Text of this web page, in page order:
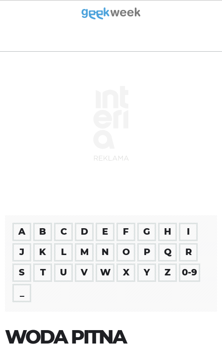
A B C D E F G H
I
J
K L M N O P Q
R
S
T U V W X Y Z
0-9
WODA PITNA